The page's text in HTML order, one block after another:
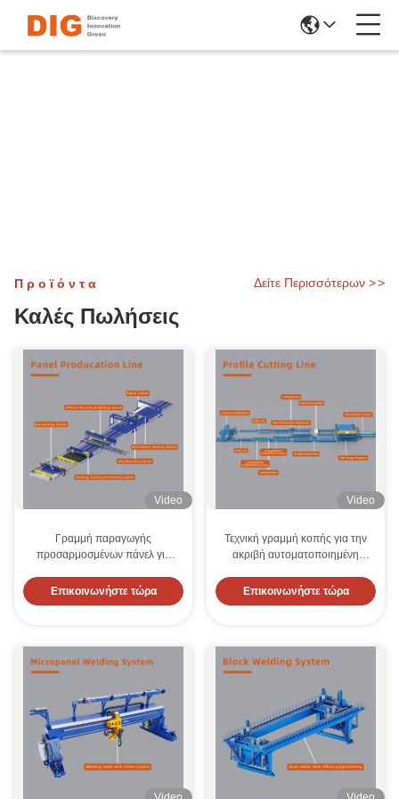
Προϊόντα
Καλές Πωλήσεις
Δείτε Περισσότερων >>
Video
Γραμμή παραγωγής
προσαρμοσμένων πάνελ για
Αυτοματοποιημένη
συγκόλληση και κοπή
Επικοινωνήστε τώρα
Video
Τεχνική γραμμή κοπής για την
ακριβή αυτοματοποιημένη
απρόσκοπτη ενσωμάτωση σε
βιομηχανικές διαδικασίες
Επικοινωνήστε τώρα